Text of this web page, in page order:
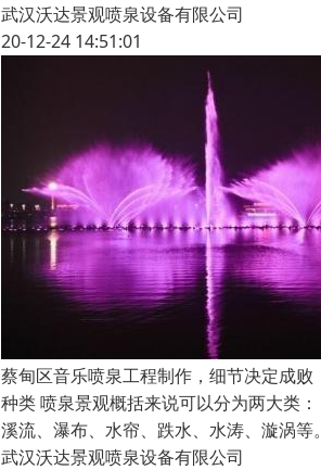
武汉沃达景观喷泉设备有限公司
20-12-24 14:51:01
蔡甸区音乐喷泉工程制作，细节决定成败
种类 喷泉景观概括来说可以分为两大类
溪流、瀑布、水帘、跌水、水涛、漩涡
武汉沃达景观喷泉设备有限公司